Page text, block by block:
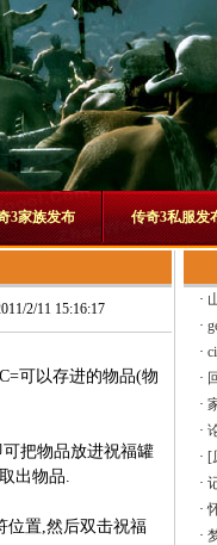
3家族发布 传奇3私服发
2/11 15:16:17
可以存进的物品(物
把物品放进祝福罐
出物品.
位置,然后双击祝福
·
·
·
·
·
·
· [
·
·
·